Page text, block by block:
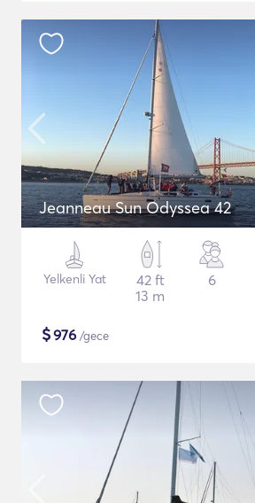
Jeanneau Sun Odyssea 42
Yelkenli Yat
42 ft
13 m
6
$976 /gece